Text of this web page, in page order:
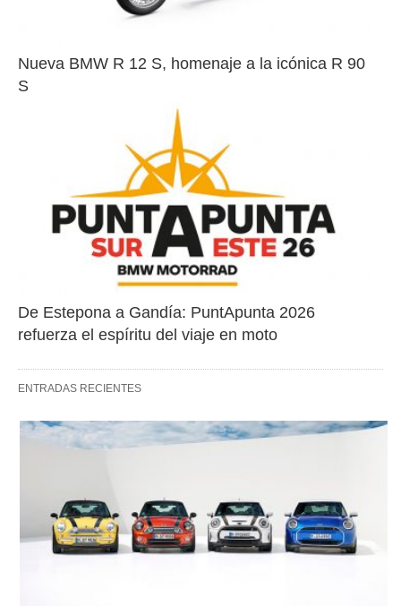
Nueva BMW R 12 S, homenaje a la icónica R 90
S
De Estepona a Gandía: PuntApunta 2026
refuerza el espíritu del viaje en moto
ENTRADAS RECIENTES